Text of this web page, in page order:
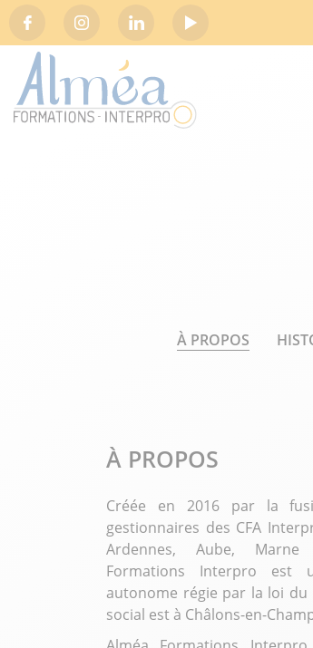
Social
À PROPOS
À PROPOS
Créée en 2016 par la
gestionnaires des CFA
Ardennes, Aube,
Formations Interpro est
autonome régie par la loi du
social est à Châlons-en-